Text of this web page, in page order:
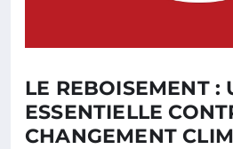
LE REBOISEMENT :
ESSENTIELLE
CHANGEMENT